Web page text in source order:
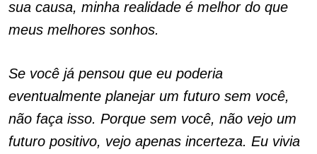
sua causa, minha realidade é melhor do que
meus melhores sonhos.
Se você já pensou que eu poderia
eventualmente planejar um futuro sem você,
não faça isso. Porque sem você, não vejo um
futuro positivo, vejo apenas incerteza. Eu vivia